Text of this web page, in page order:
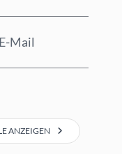
Mail
ANZEIGEN